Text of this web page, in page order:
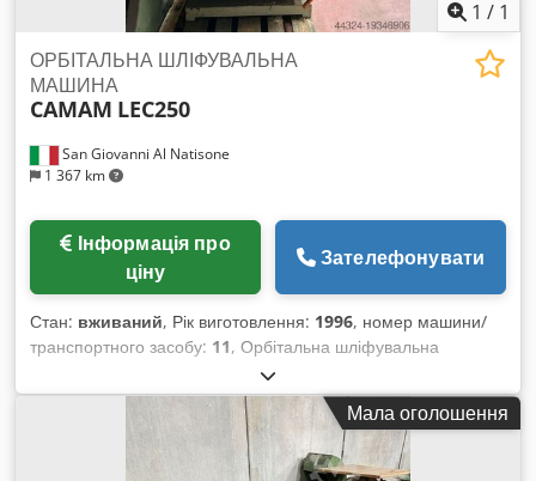
1 / 1
San Giovanni Al Natisone
1 367 km
ОРБІТАЛЬНА ШЛІФУВАЛЬНА
МАШИНА
CAMAM LEC250
ціну
Зателефонувати
Стан: вживаний, Рік виготовлення: 1996, номер машини/
транспортного засобу: 11, Орбітальна шліфувальна
машина CAMAM мод. LEC250 – CE сертифікація – вживана -
З автоматичною подачею - Серійний номер: 11 - Рік
випуску: 1996 - Мін./макс. розміри оброблюваної деталі:
30/150 мм - Мінімальний радіус кривизни: 250 мм
Мала оголошення